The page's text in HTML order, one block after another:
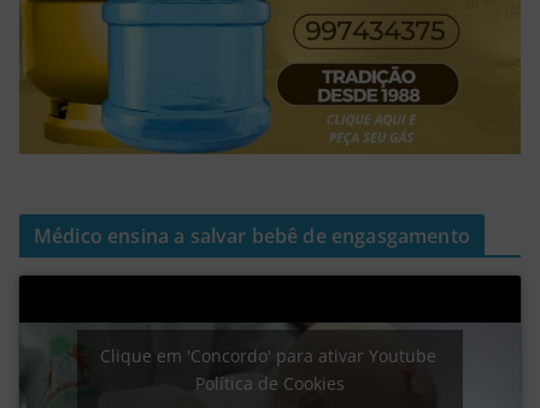
Médico ensina a salvar bebê de engasgamento
Clique em 'Concordo' para ativar Youtube
Política de Cookies